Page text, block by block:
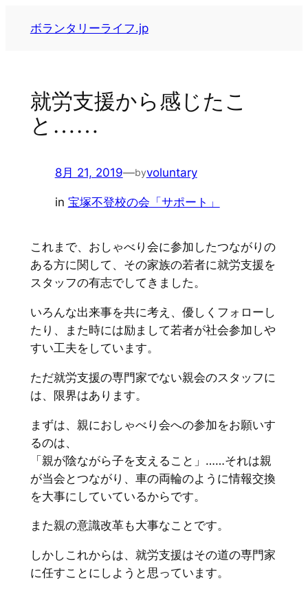
ボランタリーライフ.jp
就労支援から感じたこ
と……
8月 21, 2019—byvoluntary
in 宝塚不登校の会「サポート」
これまで、おしゃべり会に参加したつながりの
ある方に関して、その家族の若者に就労支援を
スタッフの有志でしてきました。
いろんな出来事を共に考え、優しくフォローし
たり、また時には励まして若者が社会参加しや
すい工夫をしています。
ただ就労支援の専門家でない親会のスタッフに
は、限界はあります。
まずは、親におしゃべり会への参加をお願いす
るのは、
「親が陰ながら子を支えること」……それは親
が当会とつながり、車の両輪のように情報交換
を大事にしていているからです。
また親の意識改革も大事なことです。
しかしこれからは、就労支援はその道の専門家
に任すことにしようと思っています。